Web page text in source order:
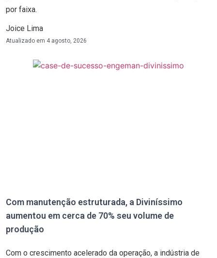
por faixa.
Joice Lima
Atualizado em 4 agosto, 2026
Com manutenção estruturada, a Diviníssimo
aumentou em cerca de 70% seu volume de
produção
Com o crescimento acelerado da operação, a indústria de